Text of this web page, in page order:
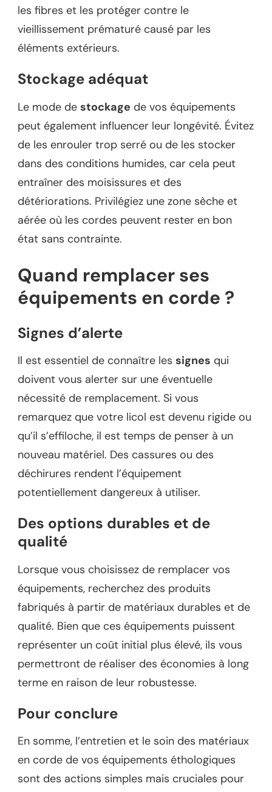
les fibres et les protéger contre le
vieillissement prématuré causé par les
éléments extérieurs.
Stockage adéquat
Le mode de stockage de vos équipements
peut également influencer leur longévité. Évitez
de les enrouler trop serré ou de les stocker
dans des conditions humides, car cela peut
entraîner des moisissures et des
détériorations. Privilégiez une zone sèche et
aérée où les cordes peuvent rester en bon
état sans contrainte.
Quand remplacer ses
équipements en corde ?
Signes d’alerte
Il est essentiel de connaître les signes qui
doivent vous alerter sur une éventuelle
nécessité de remplacement. Si vous
remarquez que votre licol est devenu rigide ou
qu’il s’effiloche, il est temps de penser à un
nouveau matériel. Des cassures ou des
déchirures rendent l’équipement
potentiellement dangereux à utiliser.
Des options durables et de
qualité
Lorsque vous choisissez de remplacer vos
équipements, recherchez des produits
fabriqués à partir de matériaux durables et de
qualité. Bien que ces équipements puissent
représenter un coût initial plus élevé, ils vous
permettront de réaliser des économies à long
terme en raison de leur robustesse.
Pour conclure
En somme, l’entretien et le soin des matériaux
en corde de vos équipements éthologiques
sont des actions simples mais cruciales pour